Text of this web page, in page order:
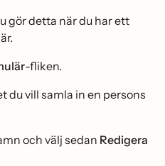
gör detta när du har ett
-fliken.
du vill samla in en persons
och välj sedan Redigera